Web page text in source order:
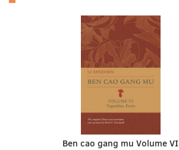
Ben cao gang mu Volume VI